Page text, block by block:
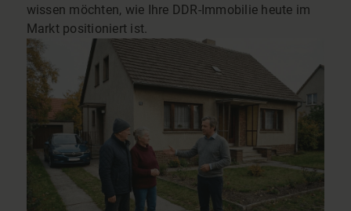
wissen möchten, wie Ihre DDR-Immobilie heute im
Markt positioniert ist.